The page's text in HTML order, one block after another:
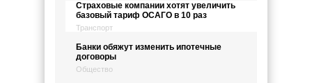
Страховые компании хотят увеличить
базовый тариф ОСАГО в 10 раз
Транспорт
Банки обяжут изменить ипотечные
договоры
Общество